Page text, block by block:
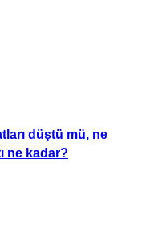
düştü mü, ne
ne kadar?